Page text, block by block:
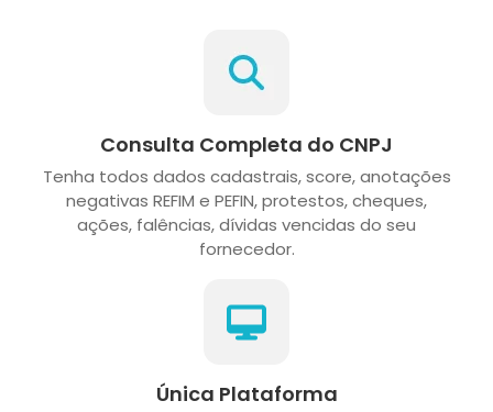
Consulta Completa do CNPJ
Tenha todos dados cadastrais, score, anotações
negativas REFIM e PEFIN, protestos, cheques,
ações, falências, dívidas vencidas do seu
fornecedor.
Única Plataforma